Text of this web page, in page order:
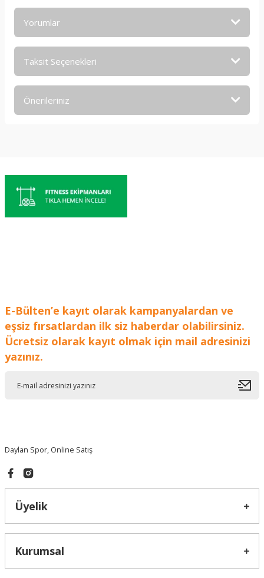
Yorumlar
Taksit Seçenekleri
Önerileriniz
Ürün resmi kalitesiz, bozuk veya görüntülenemiyor.
Ürün açıklamasında eksik bilgiler bulunuyor.
Gönder
E-Bülten’e kayıt olarak kampanyalardan ve
eşsiz fırsatlardan ilk siz haberdar olabilirsiniz.
Ücretsiz olarak kayıt olmak için mail adresinizi
yazınız.
Daylan Spor, Online Satış
Üyelik
Kurumsal